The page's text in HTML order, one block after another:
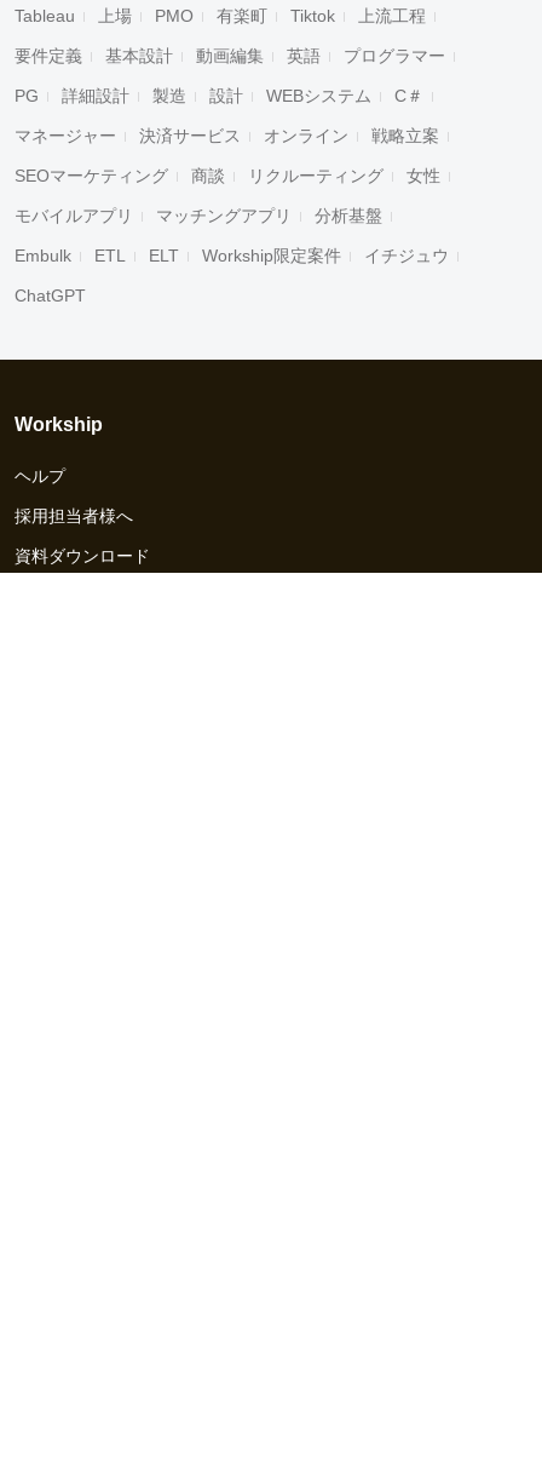
Tableau 上場 PMO 有楽町 Tiktok 上流工程
要件定義 基本設計 動画編集 英語 プログラマー
PG 詳細設計 製造 設計 WEBシステム C＃
マネージャー 決済サービス オンライン 戦略立案
SEOマーケティング 商談 リクルーティング 女性
モバイルアプリ マッチングアプリ 分析基盤
Embulk ETL ELT Workship限定案件 イチジュウ
ChatGPT
Workship
ヘルプ
採用担当者様へ
資料ダウンロード